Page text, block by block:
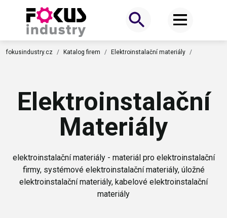
fokusindustry.cz Katalog firem Elektroinstalační materiály
Elektroinstalační
Materiály
elektroinstalační materiály - materiál pro elektroinstalační
firmy, systémové elektroinstalační materiály, úložné
elektroinstalační materiály, kabelové elektroinstalační
materiály